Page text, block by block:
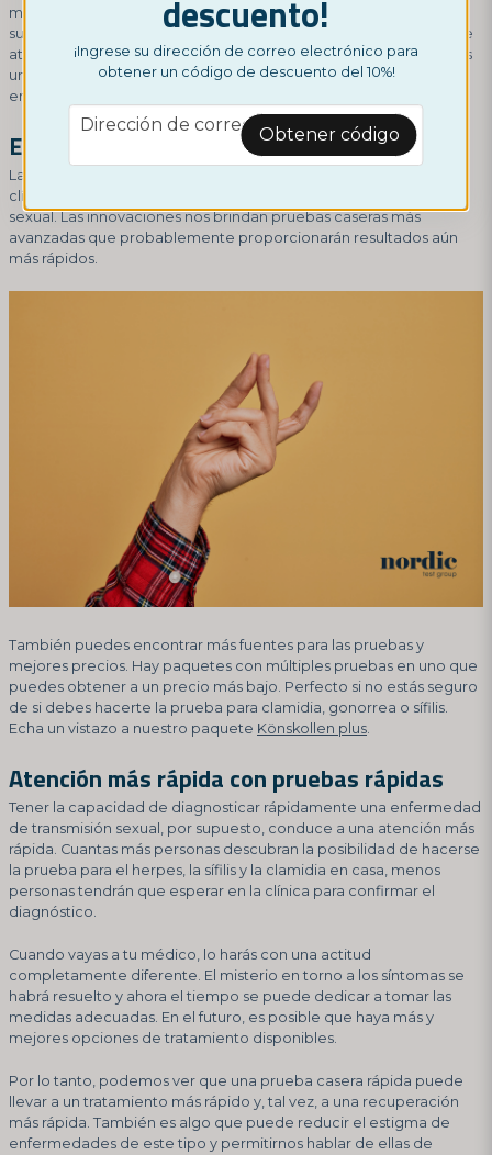
muchos, lo más difícil es la duda y la preocupación. Una vez
superado esto, te sientes más seguro y puedes dirigirte al tipo de
atención que deseas de manera específica. Hoy en día, tenemos
una amplia gama de posibles tratamientos para diversas
enfermedades.
El futuro - Innovaciones y accesibilidad
La investigación está en curso tanto en términos de pruebas
clínicas como de tratamiento de enfermedades de transmisión
sexual. Las innovaciones nos brindan pruebas caseras más
avanzadas que probablemente proporcionarán resultados aún
más rápidos.
También puedes encontrar más fuentes para las pruebas y
mejores precios. Hay paquetes con múltiples pruebas en uno que
puedes obtener a un precio más bajo. Perfecto si no estás seguro
de si debes hacerte la prueba para clamidia, gonorrea o sífilis.
Echa un vistazo a nuestro paquete Könskollen plus.
Atención más rápida con pruebas rápidas
Tener la capacidad de diagnosticar rápidamente una enfermedad
de transmisión sexual, por supuesto, conduce a una atención más
rápida. Cuantas más personas descubran la posibilidad de hacerse
la prueba para el herpes, la sífilis y la clamidia en casa, menos
personas tendrán que esperar en la clínica para confirmar el
diagnóstico.
Cuando vayas a tu médico, lo harás con una actitud
completamente diferente. El misterio en torno a los síntomas se
habrá resuelto y ahora el tiempo se puede dedicar a tomar las
medidas adecuadas. En el futuro, es posible que haya más y
mejores opciones de tratamiento disponibles.
Por lo tanto, podemos ver que una prueba casera rápida puede
llevar a un tratamiento más rápido y, tal vez, a una recuperación
más rápida. También es algo que puede reducir el estigma de
enfermedades de este tipo y permitirnos hablar de ellas de
descuento!
¡Ingrese su dirección de correo electrónico para
obtener un código de descuento del 10%!
email
Dirección de correo electrónico
Obtener código